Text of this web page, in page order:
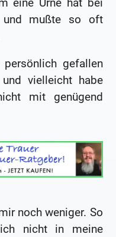
eine Urne hat bei
und mußte so oft
gefallen
vielleicht habe
mit genügend
noch weniger. So
nicht in meine